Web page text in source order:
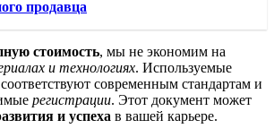
продавца
стоимость, мы не экономим на
и технологиях. Используемые
современным стандартам и
регистрации. Этот документ может
и успеха в вашей карьере.